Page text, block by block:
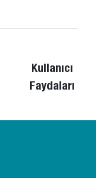
Kullanıcı
Faydaları